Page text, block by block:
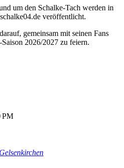
um den Schalke-Tach werden in
veröffentlicht.
gemeinsam mit seinen Fans
2026/2027 zu feiern.
PM